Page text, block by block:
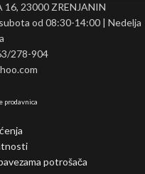
16, 23000 ZRENJANIN
od 08:30-14:00 | Nedelja
278-904
prodavnica
potrošača